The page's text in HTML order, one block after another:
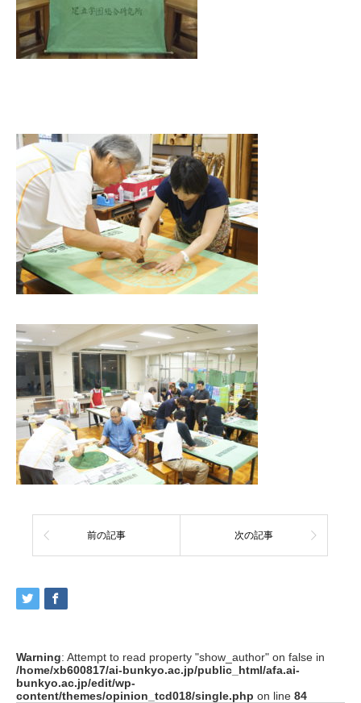
前の記事 次の記事
Warning: Attempt to read property "show_author" on false in
/home/xb600817/ai-bunkyo.ac.jp/public_html/afa.ai-
bunkyo.ac.jp/edit/wp-
content/themes/opinion_tcd018/single.php on line 84